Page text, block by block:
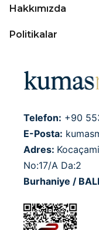
Hakkımızda
Politikalar
Telefon: +90
E-Posta:
Adres:
No:17/A Da:2
Burhaniye /